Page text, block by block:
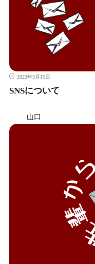
2023年3月15日
SNSについて
山口